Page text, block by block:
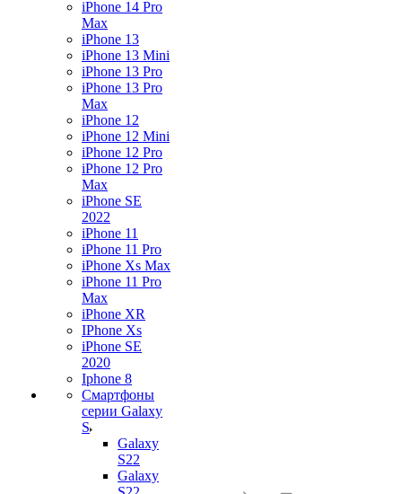
iPhone 14 Pro
Max
iPhone 13
iPhone 13 Mini
iPhone 13 Pro
iPhone 13 Pro
Max
iPhone 12
iPhone 12 Mini
iPhone 12 Pro
iPhone 12 Pro
Max
iPhone SE
2022
iPhone 11
iPhone 11 Pro
iPhone Xs Max
iPhone 11 Pro
Max
iPhone XR
IPhone Xs
iPhone SE
2020
Iphone 8
Смартфоны
серии Galaxy
S
Galaxy
S22
Galaxy